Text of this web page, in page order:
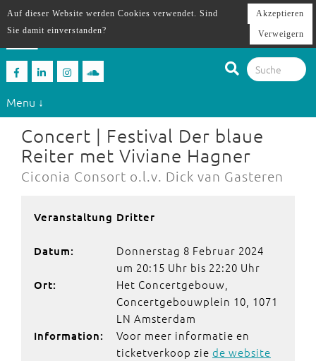
Menu ↓
Concert | Festival Der blaue
Reiter met Viviane Hagner
Ciconia Consort o.l.v. Dick van Gasteren
Veranstaltung Dritter
Datum:
Donnerstag 8 Februar 2024
um 20:15 Uhr bis 22:20 Uhr
Ort:
Het Concertgebouw,
Concertgebouwplein 10, 1071
LN Amsterdam
Information:
Voor meer informatie en
ticketverkoop zie de website
Auf dieser Website werden Cookies verwendet. Sind
Sie damit einverstanden?
Akzeptieren
Verweigern